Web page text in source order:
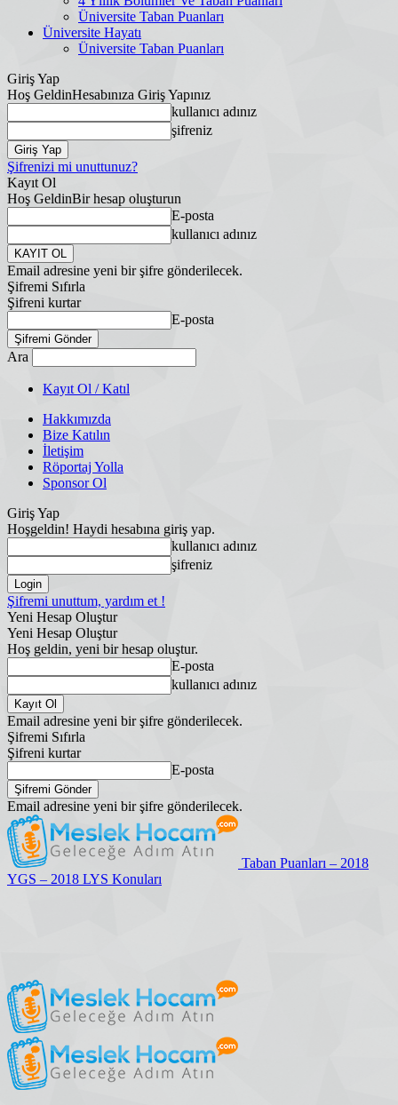
Üniversite Taban Puanları
Üniversite Hayatı
Üniversite Taban Puanları
Giriş Yap
Hoş GeldinHesabınıza Giriş Yapınız
kullanıcı adınız
şifreniz
Şifrenizi mi unuttunuz?
Kayıt Ol
Hoş GeldinBir hesap oluşturun
E-posta
kullanıcı adınız
Email adresine yeni bir şifre gönderilecek.
Şifremi Sıfırla
Şifreni kurtar
E-posta
Ara
Kayıt Ol / Katıl
Hakkımızda
Bize Katılın
İletişim
Röportaj Yolla
Sponsor Ol
Giriş Yap
Hoşgeldin! Haydi hesabına giriş yap.
kullanıcı adınız
şifreniz
Şifremi unuttum, yardım et !
Yeni Hesap Oluştur
Yeni Hesap Oluştur
Hoş geldin, yeni bir hesap oluştur.
E-posta
kullanıcı adınız
Email adresine yeni bir şifre gönderilecek.
Şifremi Sıfırla
Şifreni kurtar
E-posta
Email adresine yeni bir şifre gönderilecek.
Taban Puanları – 2018
YGS – 2018 LYS Konuları